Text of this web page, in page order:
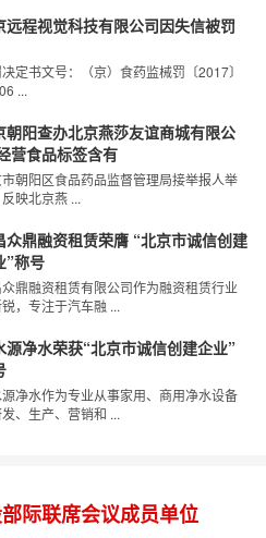
远程视觉科技有限公司因失信被罚
定书文号：（京）食药监械罚〔2017〕
...
朝阳查办北京燕莎友谊商城有限公
营食品标签含有
朝阳区食品药品监督管理局接举报人举
映北京燕 ...
众鼎融资租赁荣膺 “北京市诚信创建
”称号
鼎融资租赁有限公司作为融资租赁行业
，专注于汽车融 ...
源净水荣获“北京市诚信创建企业”
净水作为专业从事家用、商用净水设备
、生产、营销和 ...
际联席会议成员单位